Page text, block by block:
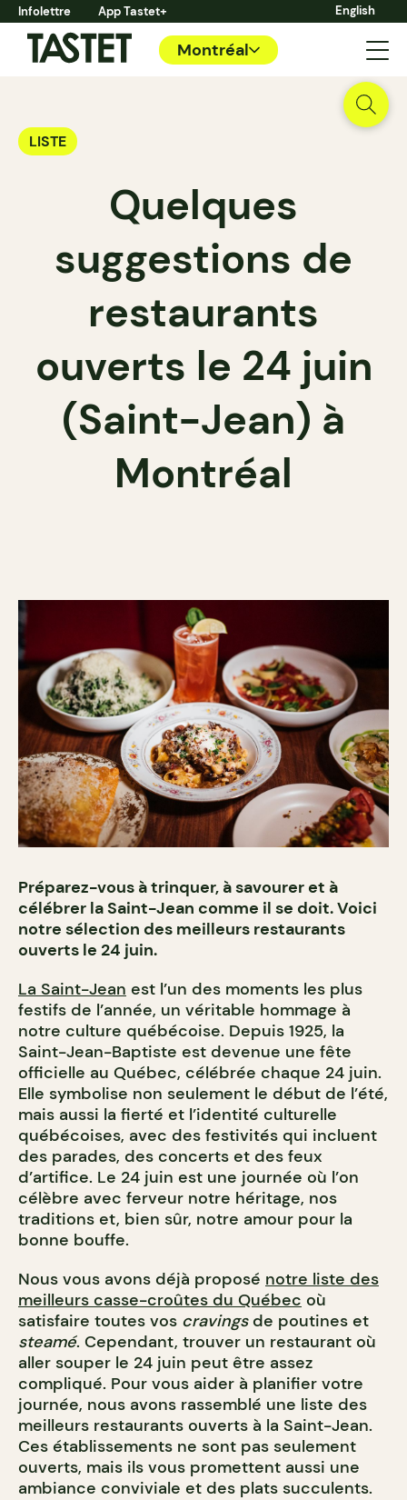
Infolettre App Tastet+ English
Montréal
LISTE
Quelques
suggestions de
restaurants
ouverts le 24 juin
(Saint-Jean) à
Montréal
Préparez-vous à trinquer, à savourer et à
célébrer la Saint-Jean comme il se doit. Voici
notre sélection des meilleurs restaurants
ouverts le 24 juin.
La Saint-Jean est l’un des moments les plus
festifs de l’année, un véritable hommage à
notre culture québécoise. Depuis 1925, la
Saint-Jean-Baptiste est devenue une fête
officielle au Québec, célébrée chaque 24 juin.
Elle symbolise non seulement le début de l’été,
mais aussi la fierté et l’identité culturelle
québécoises, avec des festivités qui incluent
des parades, des concerts et des feux
d’artifice. Le 24 juin est une journée où l’on
célèbre avec ferveur notre héritage, nos
traditions et, bien sûr, notre amour pour la
bonne bouffe.
Nous vous avons déjà proposé notre liste des
meilleurs casse-croûtes du Québec où
satisfaire toutes vos cravingsde poutines et
steamé. Cependant, trouver un restaurant où
aller souper le 24 juin peut être assez
compliqué. Pour vous aider à planifier votre
journée, nous avons rassemblé une liste des
meilleurs restaurants ouverts à la Saint-Jean.
Ces établissements ne sont pas seulement
ouverts, mais ils vous promettent aussi une
ambiance conviviale et des plats succulents.